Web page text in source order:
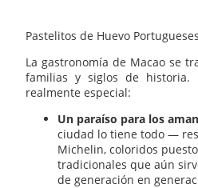
Pastelitos de Huevo Portugueses
La gastronomía de Macao se
familias y siglos de
realmente especial:
Un paraíso para los
ciudad lo tiene todo —
Michelin, coloridos
tradicionales que aún
de generación en